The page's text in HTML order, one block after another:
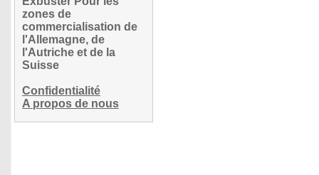
zones de
commercialisation de
l'Allemagne, de
l'Autriche et de la
Suisse
Confidentialité
A propos de nous